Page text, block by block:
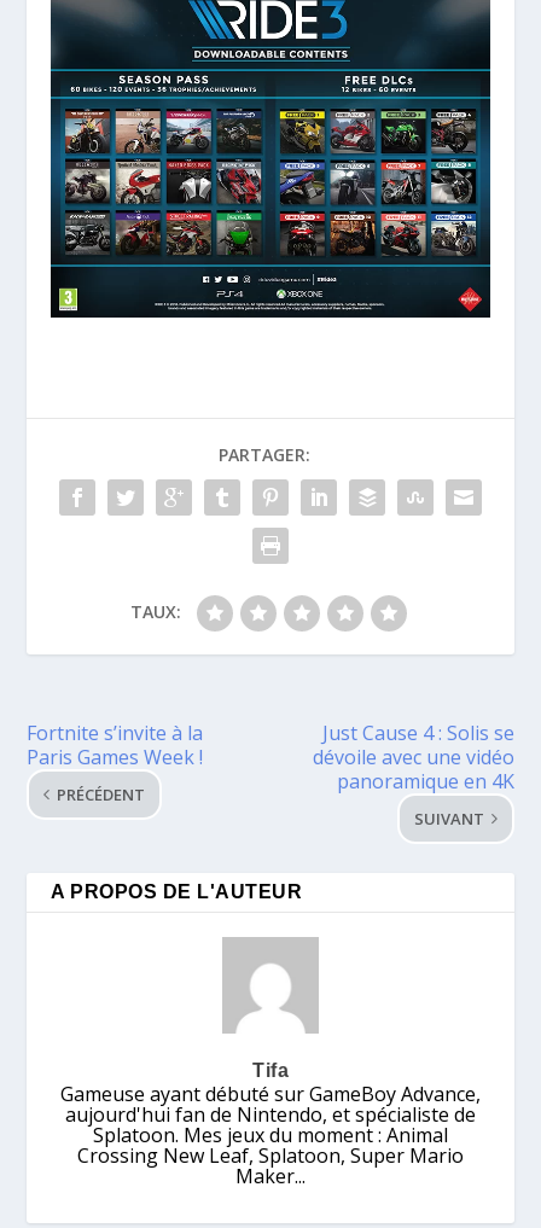
PARTAGER:
TAUX:
Fortnite s’invite à la
Paris Games Week !
PRÉCÉDENT
Just Cause 4 : Solis se
dévoile avec une vidéo
panoramique en 4K
SUIVANT
A PROPOS DE L'AUTEUR
Tifa
Gameuse ayant débuté sur GameBoy Advance,
aujourd'hui fan de Nintendo, et spécialiste de
Splatoon. Mes jeux du moment : Animal
Crossing New Leaf, Splatoon, Super Mario
Maker...